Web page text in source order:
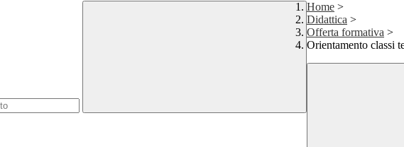
Home >
Didattica >
Offerta formativa >
Orientamento classi